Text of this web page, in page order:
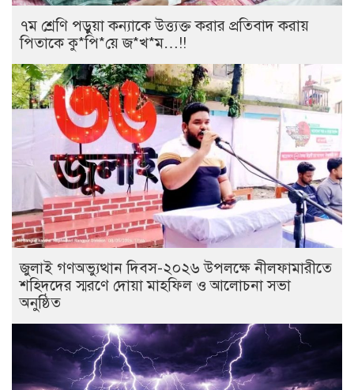
৭ম শ্রেণি পড়ুয়া কন্যাকে উত্ত্যক্ত করার প্রতিবাদ করায়
পিতাকে কু*পি*য়ে জ*খ*ম…!!
জুলাই গণঅভ্যুত্থান দিবস-২০২৬ উপলক্ষে নীলফামারীতে
শহিদদের স্মরণে দোয়া মাহফিল ও আলোচনা সভা
অনুষ্ঠিত